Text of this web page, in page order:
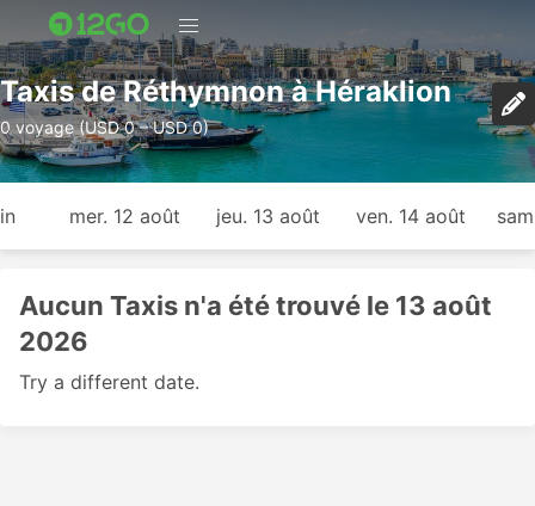
Taxis de Réthymnon à Héraklion
0 voyage (USD 0 – USD 0)
mer. 12 août jeu. 13 août ven. 14 août
Aucun Taxis n'a été trouvé le 13 août
2026
Try a different date.